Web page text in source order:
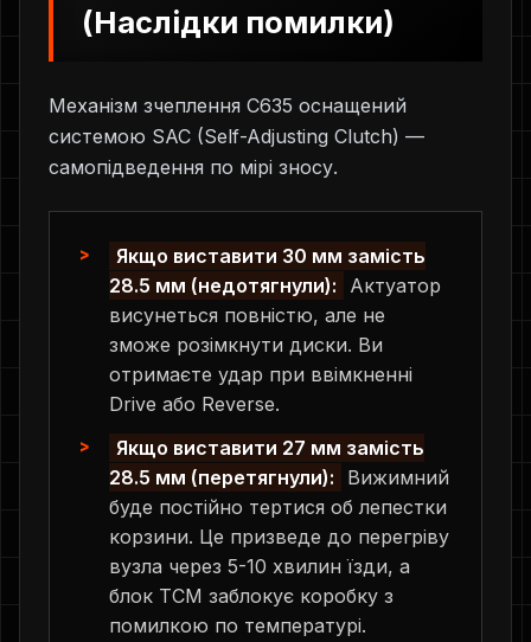
(Наслідки помилки)
Механізм зчеплення C635 оснащений
системою SAC (Self-Adjusting Clutch) —
самопідведення по мірі зносу.
Якщо виставити 30 мм замість
28.5 мм (недотягнули):
Актуатор
висунеться повністю, але не
зможе розімкнути диски. Ви
отримаєте удар при ввімкненні
Drive або Reverse.
Якщо виставити 27 мм замість
28.5 мм (перетягнули):
Вижимний
буде постійно тертися об лепестки
корзини. Це призведе до перегріву
вузла через 5-10 хвилин їзди, а
блок TCM заблокує коробку з
помилкою по температурі.